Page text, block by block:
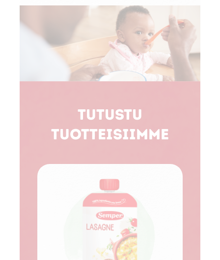
Tutustu
tuotteisiimme